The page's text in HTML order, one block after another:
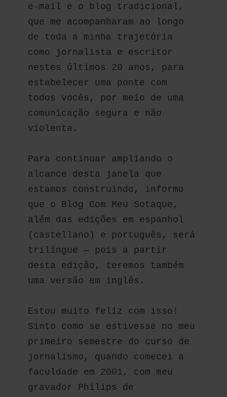
e-mail e o blog tradicional,
que me acompanharam ao longo
de toda a minha trajetória
como jornalista e escritor
nestes últimos 20 anos, para
estabelecer uma ponte com
todos vocês, por meio de uma
comunicação segura e não
violenta.
Para continuar ampliando o
alcance desta janela que
estamos construindo, informo
que o Blog Com Meu Sotaque,
além das edições em espanhol
(castellano) e português, será
trilíngue — pois a partir
desta edição, teremos também
uma versão em inglês.
Estou muito feliz com isso!
Sinto como se estivesse no meu
primeiro semestre do curso de
jornalismo, quando comecei a
faculdade em 2001, com meu
gravador Philips de